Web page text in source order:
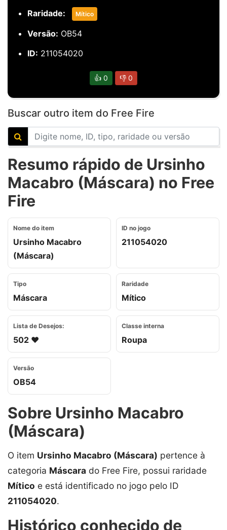
Raridade:
Mítico
Versão: OB54
ID: 211054020
👍 0 👎 0
Buscar outro item do Free Fire
Resumo rápido de Ursinho
Macabro (Máscara) no Free
Fire
Nome do item
Ursinho Macabro
(Máscara)
ID no jogo
211054020
Tipo
Máscara
Raridade
Mítico
Lista de Desejos:
502 ❤️
Classe interna
Roupa
Versão
OB54
Sobre Ursinho Macabro
(Máscara)
O item Ursinho Macabro (Máscara) pertence à
categoria Máscara do Free Fire, possui raridade
Mítico e está identificado no jogo pelo ID
211054020.
Histórico conhecido de